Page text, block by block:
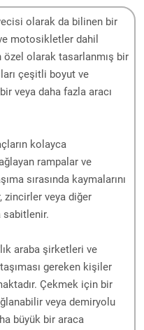
olarak da bilinen bir
motosikletler dahil
özel olarak tasarlanmış bir
çeşitli boyut ve
veya daha fazla aracı
kolayca
rampalar ve
sırasında kaymalarını
zincirler veya diğer
sabitlenir.
araba şirketleri ve
gereken kişiler
Çekmek için bir
veya demiryolu
büyük bir araca